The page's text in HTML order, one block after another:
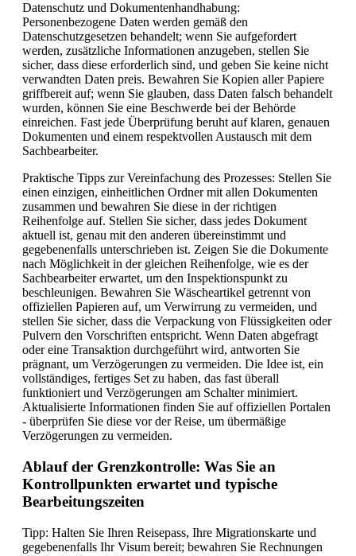
Datenschutz und Dokumentenhandhabung:
Personenbezogene Daten werden gemäß den
Datenschutzgesetzen behandelt; wenn Sie aufgefordert
werden, zusätzliche Informationen anzugeben, stellen Sie
sicher, dass diese erforderlich sind, und geben Sie keine nicht
verwandten Daten preis. Bewahren Sie Kopien aller Papiere
griffbereit auf; wenn Sie glauben, dass Daten falsch behandelt
wurden, können Sie eine Beschwerde bei der Behörde
einreichen. Fast jede Überprüfung beruht auf klaren, genauen
Dokumenten und einem respektvollen Austausch mit dem
Sachbearbeiter.
Praktische Tipps zur Vereinfachung des Prozesses: Stellen Sie
einen einzigen, einheitlichen Ordner mit allen Dokumenten
zusammen und bewahren Sie diese in der richtigen
Reihenfolge auf. Stellen Sie sicher, dass jedes Dokument
aktuell ist, genau mit den anderen übereinstimmt und
gegebenenfalls unterschrieben ist. Zeigen Sie die Dokumente
nach Möglichkeit in der gleichen Reihenfolge, wie es der
Sachbearbeiter erwartet, um den Inspektionspunkt zu
beschleunigen. Bewahren Sie Wäscheartikel getrennt von
offiziellen Papieren auf, um Verwirrung zu vermeiden, und
stellen Sie sicher, dass die Verpackung von Flüssigkeiten oder
Pulvern den Vorschriften entspricht. Wenn Daten abgefragt
oder eine Transaktion durchgeführt wird, antworten Sie
prägnant, um Verzögerungen zu vermeiden. Die Idee ist, ein
vollständiges, fertiges Set zu haben, das fast überall
funktioniert und Verzögerungen am Schalter minimiert.
Aktualisierte Informationen finden Sie auf offiziellen Portalen
- überprüfen Sie diese vor der Reise, um übermäßige
Verzögerungen zu vermeiden.
Ablauf der Grenzkontrolle: Was Sie an
Kontrollpunkten erwartet und typische
Bearbeitungszeiten
Tipp: Halten Sie Ihren Reisepass, Ihre Migrationskarte und
gegebenenfalls Ihr Visum bereit; bewahren Sie Rechnungen